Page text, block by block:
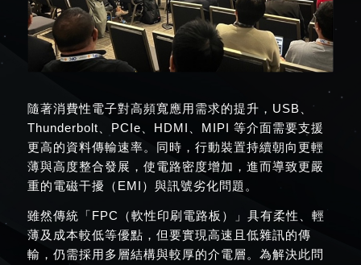
隨著消費性電子對高頻寬應用需求的提升，USB、
Thunderbolt、PCIe、HDMI、MIPI 等介面需要支援
更高的資料傳輸速率。同時，行動裝置持續朝向更輕
薄與高度整合發展，使電路密度增加，進而導致更嚴
重的電磁干擾（EMI）與訊號劣化問題。
雖然傳統「FPC（軟性印刷電路板）」具有柔性、輕
薄及成本較低等優點，但要實現高速且低雜訊的傳
輸，仍需採用多層結構與較厚的介電層。為解決此問